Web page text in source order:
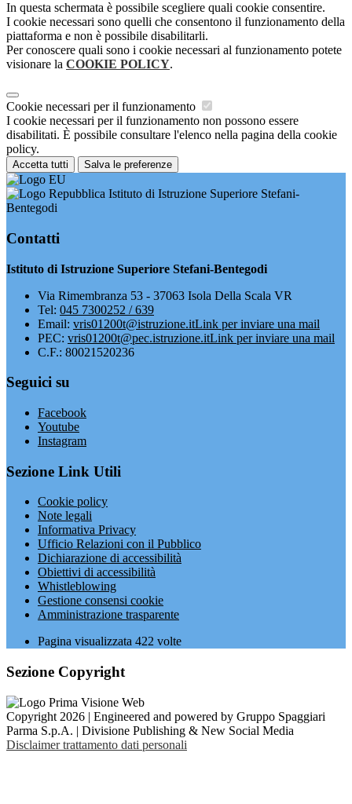
In questa schermata è possibile scegliere quali cookie consentire.
I cookie necessari sono quelli che consentono il funzionamento della
piattaforma e non è possibile disabilitarli.
Per conoscere quali sono i cookie necessari al funzionamento potete
visionare la COOKIE POLICY.
Cookie necessari per il funzionamento
I cookie necessari per il funzionamento non possono essere
disabilitati. È possibile consultare l'elenco nella pagina della cookie
policy.
Accetta tutti Salva le preferenze
Istituto di Istruzione Superiore Stefani-
Bentegodi
Contatti
Istituto di Istruzione Superiore Stefani-Bentegodi
Via Rimembranza 53 - 37063 Isola Della Scala VR
Tel: 045 7300252 / 639
Email: vris01200t@istruzione.itLink per inviare una mail
PEC: vris01200t@pec.istruzione.itLink per inviare una mail
C.F.: 80021520236
Seguici su
Facebook
Youtube
Instagram
Sezione Link Utili
Cookie policy
Note legali
Informativa Privacy
Ufficio Relazioni con il Pubblico
Dichiarazione di accessibilità
Obiettivi di accessibilità
Whistleblowing
Gestione consensi cookie
Amministrazione trasparente
Pagina visualizzata 422 volte
Sezione Copyright
Copyright 2026 | Engineered and powered by Gruppo Spaggiari
Parma S.p.A. | Divisione Publishing & New Social Media
Disclaimer trattamento dati personali